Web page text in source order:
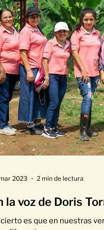
la voz de Doris
es que en nuestras
2023 2 min de lectura